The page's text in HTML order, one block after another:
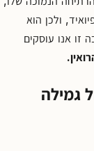
ולכן הוא
זו אנו עוסקים
גמילה